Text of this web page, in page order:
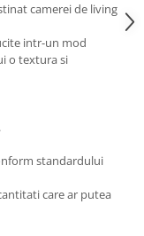
camerei de living
intr-un mod
o textura si
standardului
care ar putea